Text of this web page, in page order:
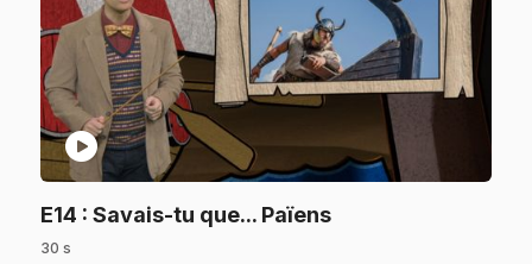
play_circle
E14 : Savais-tu que... Païens.
30 s